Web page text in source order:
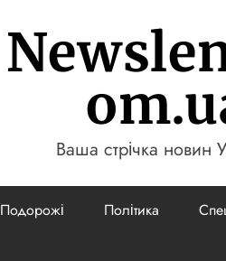
Ваша стрічка новин
Подорожі Політика